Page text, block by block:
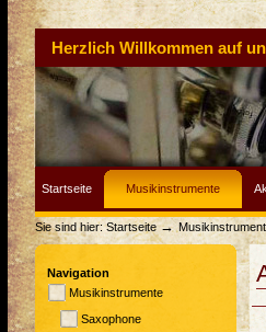
Herzlich Willkommen auf
Startseite Musikinstrumente
Sie sind hier: Startseite →
Navigation
Musikinstrumente
Saxophone